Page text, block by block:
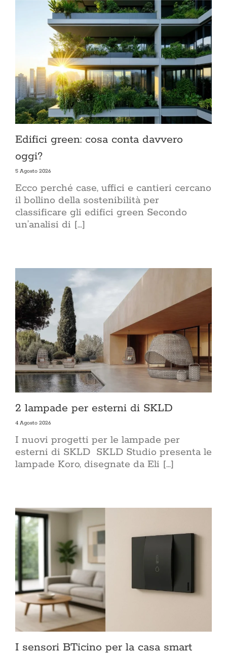
Edifici green: cosa conta davvero
oggi?
5 Agosto 2026
Ecco perché case, uffici e cantieri cercano
il bollino della sostenibilità per
classificare gli edifici green Secondo
un’analisi di [...]
2 lampade per esterni di SKLD
4 Agosto 2026
I nuovi progetti per le lampade per
esterni di SKLD SKLD Studio presenta le
lampade Koro, disegnate da Eli [...]
I sensori BTicino per la casa smart